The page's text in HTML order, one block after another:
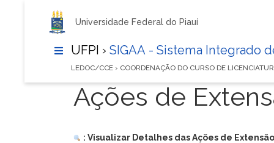
Universidade Federal do Piauí
UFPI › SIGAA - Sistema Integrado
LEDOC/CCE › COORDENAÇÃO DO CURSO DE
Ações de
: Visualizar Detalhes das Ações de Extensão